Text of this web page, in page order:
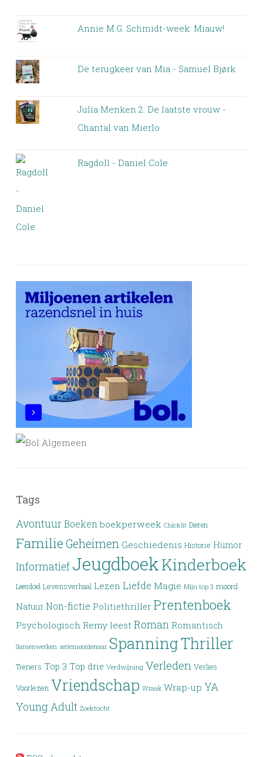
Annie M.G. Schmidt-week: Miauw!
De terugkeer van Mia - Samuel Bjørk
Julia Menken 2: De laatste vrouw -
Chantal van Mierlo
Ragdoll - Daniel Cole
Tags
Avontuur Boeken boekperweek Chicklit Dieren
Familie Geheimen Geschiedenis Historie Humor
Informatief JeugdboekKinderboek
Leesdoel Levensverhaal Lezen Liefde Magie Mijn top 3 moord
Natuur Non-fictie Politiethriller Prentenboek
Psychologisch Remy leest Roman Romantisch
Samenwerken seriemoordenaar SpanningThriller
Tieners Top 3 Top drie Verdwijning Verleden Verlies
Voorlezen Vriendschap Wraak Wrap-up YA
Young Adult Zoektocht